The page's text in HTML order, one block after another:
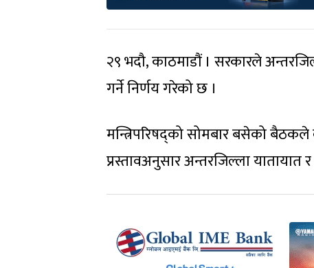
२९ भदौ, काठमाडौं । सरकारले
गर्ने निर्णय गरेको छ ।
मन्त्रिपरिषद्को सोमबार बसेको
प्रस्तावअनुसार अन्तरजिल्ला यातायात